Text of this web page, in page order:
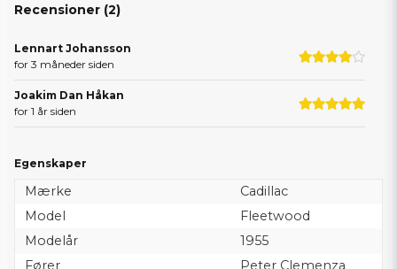
Recensioner (2)
Lennart Johansson
for 3 måneder siden
Joakim Dan Håkan
for 1 år siden
Egenskaper
Mærke
Cadillac
Model
Fleetwood
Modelår
1955
Fører
Peter Clemenza